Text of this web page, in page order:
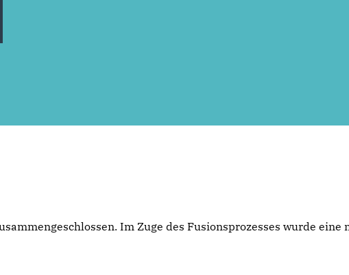
Im Zuge des Fusionsprozesses wurde eine